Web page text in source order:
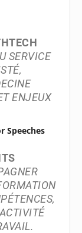
SERVICE
ENJEUX
Speeches